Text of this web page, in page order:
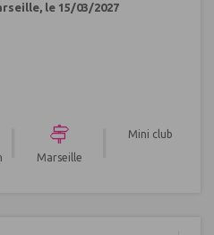
le 15/03/2027
Marseille
Mini club